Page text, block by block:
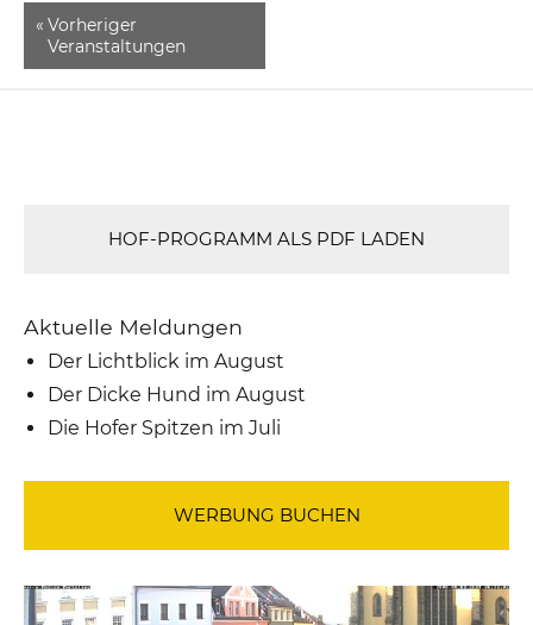
« Vorheriger
Veranstaltungen
HOF-PROGRAMM ALS PDF LADEN
Aktuelle Meldungen
Der Lichtblick im August
Der Dicke Hund im August
Die Hofer Spitzen im Juli
WERBUNG BUCHEN